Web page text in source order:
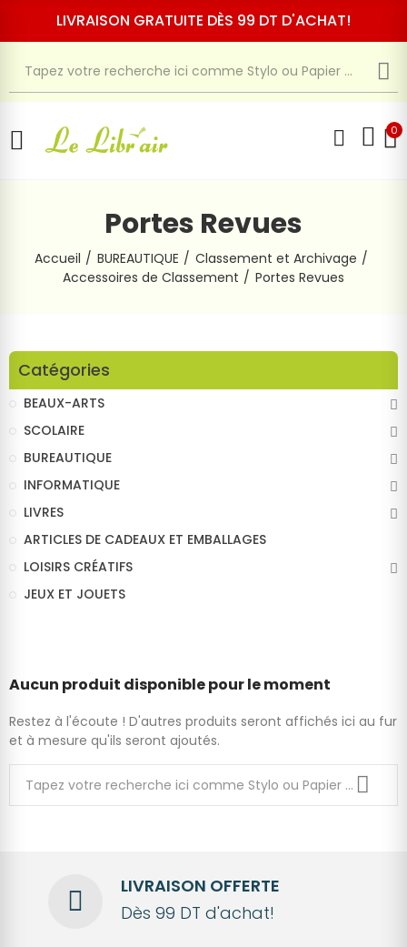
LIVRAISON GRATUITE DÈS 99 DT D'ACHAT!
0
Portes Revues
Accueil BUREAUTIQUE
Classement et Archivage
Accessoires de Classement
Portes Revues
Aucun produit disponible pour le moment
Restez à l'écoute ! D'autres produits seront affichés ici au fur
et à mesure qu'ils seront ajoutés.
Catégories
BEAUX-ARTS
SCOLAIRE
BUREAUTIQUE
INFORMATIQUE
LIVRES
ARTICLES DE CADEAUX ET EMBALLAGES
LOISIRS CRÉATIFS
JEUX ET JOUETS
LIVRAISON OFFERTE
Dès 99 DT d'achat!